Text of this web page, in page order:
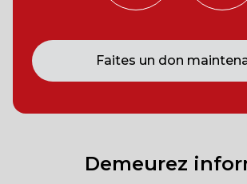
Faites un don
Demeurez